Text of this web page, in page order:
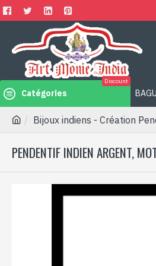
Catégories
Discount
Bijoux indiens - Création
PENDENTIF INDIEN ARGENT,